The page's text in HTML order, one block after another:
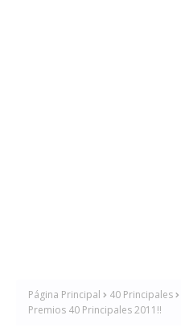
Página Principal 40 Principales
Premios 40 Principales 2011!!